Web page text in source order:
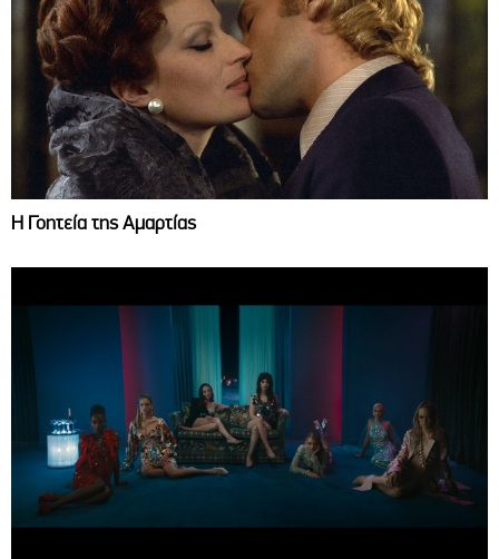
Η Γοητεία της Αμαρτίας